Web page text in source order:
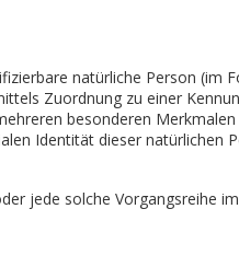
natürliche Person (im
Zuordnung zu einer
besonderen
Identität dieser natürlichen
jede solche Vorgangsreihe